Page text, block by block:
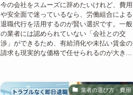
今の会社をスムーズに辞めたいけれど、費用
や安全面で迷っているなら、労働組合による
退職代行を活用するのが賢い選択です。一般
の業者には認められていない「会社との交
渉」ができるため、有給消化や未払い賃金の
請求も現実的な価格で任せられるのが大き...
業者の選び方・費用